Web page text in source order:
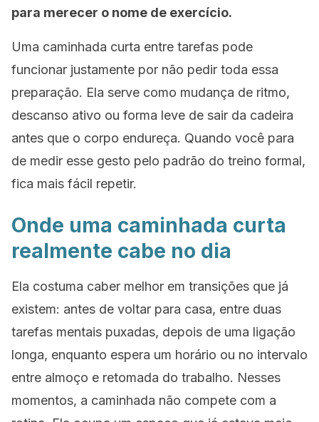
para merecer o nome de exercício.
Uma caminhada curta entre tarefas pode
funcionar justamente por não pedir toda essa
preparação. Ela serve como mudança de ritmo,
descanso ativo ou forma leve de sair da cadeira
antes que o corpo endureça. Quando você para
de medir esse gesto pelo padrão do treino formal,
fica mais fácil repetir.
Onde uma caminhada curta
realmente cabe no dia
Ela costuma caber melhor em transições que já
existem: antes de voltar para casa, entre duas
tarefas mentais puxadas, depois de uma ligação
longa, enquanto espera um horário ou no intervalo
entre almoço e retomada do trabalho. Nesses
momentos, a caminhada não compete com a